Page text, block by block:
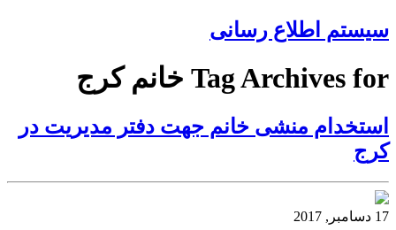
سیستم اطلاع رسانی
Tag Archives for خانم کرج
استخدام منشی خانم جهت دفتر مدیریت در
کرج
17 دسامبر, 2017